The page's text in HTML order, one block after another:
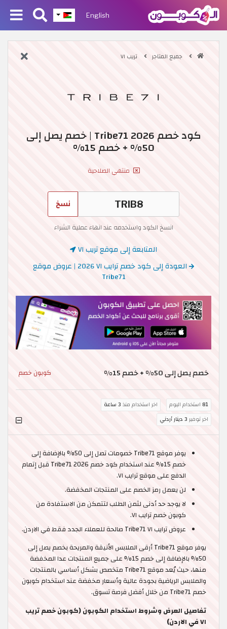
English
جميع المتاجر تريب ٧١
كود خصم Tribe71 2026 | خصم يصل إلى
50% + خصم 15%
منتهي الصلاحية
نسخ
انسخ الكود واستخدمه عند انهاء عملية الشراء
المتابعة إلى موقع تريب ٧١
العودة إلى كود خصم ترايب ٧١ 2026 | عروض موقع
Tribe71
خصم يصل إلى 50% + خصم 15% كوبون خصم
81 استخدام اليوم اخر استخدام منذ 3 ساعة
اخر توفير 3 دينار أردني
يوفر موقع Tribe71 خصومات تصل إلى 50% بالإضافة إلى
خصم 15% عند استخدام كود خصم Tribe71 2026 قبل إتمام
الدفع على موقع ترايب ٧١.
لن يعمل رمز الخصم على المنتجات المخفضة.
لا يوجد حد أدنى لثمن الطلب لتتمكن من الاستفادة من
كوبون خصم ترايب ٧١.
عروض ترايب ٧١ Tribe71 صالحة للعملاء الجدد فقط في الاردن.
يوفر موقع Tribe71 أرقى الملابس الأنيقة والمريحة بخصم يصل إلى
50% بالإضافة إلى خصم 15% على جميع المنتجات عدا المخفضة
منها، حيث يُعد موقع Tribe71 متخصص بشكل أساسي بالمنتجات
والملابس الرياضية بجودة عالية وأسعار مخفضة عند استخدام كوبون
خصم Tribe71 من خلال أفضل فرصة تسوق.
تفاصيل العرض وشروط استخدام الكوبون (كوبون خصم تريب
٧١ في الاردن)